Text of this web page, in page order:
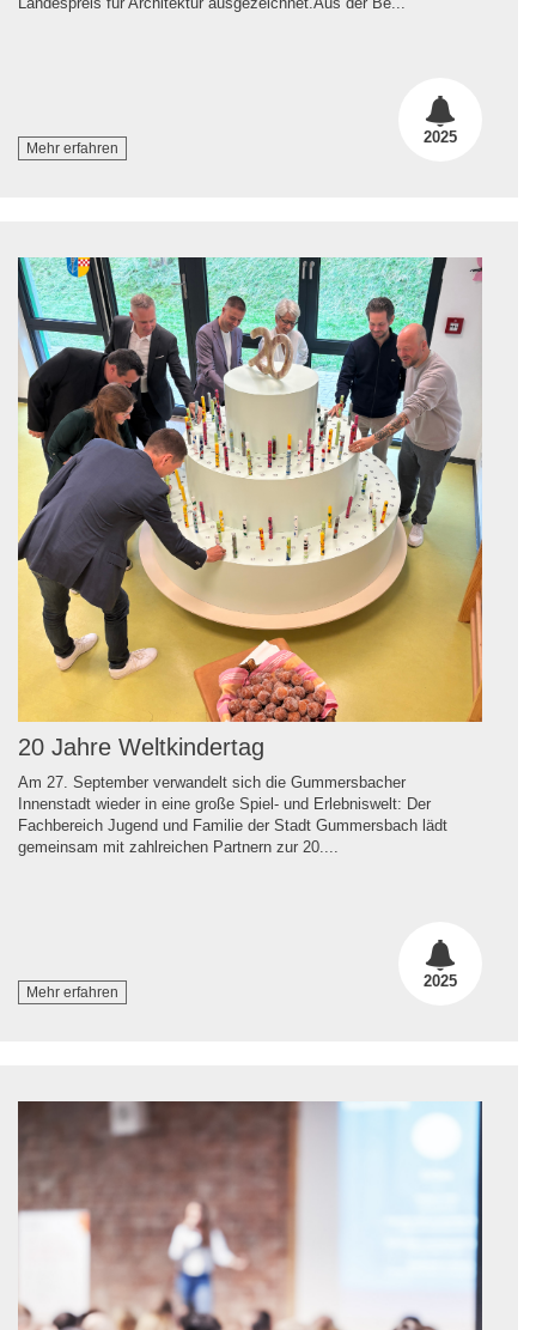
Mehr erfahren
2025
20 Jahre Weltkindertag
Am 27. September verwandelt sich die Gummersbacher
Innenstadt wieder in eine große Spiel- und Erlebniswelt: Der
Fachbereich Jugend und Familie der Stadt Gummersbach lädt
gemeinsam mit zahlreichen Partnern zur 20....
Mehr erfahren
2025